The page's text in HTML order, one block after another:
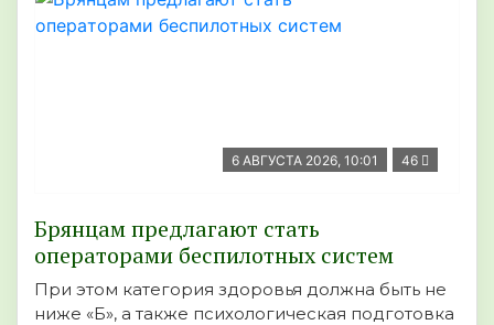
6 АВГУСТА 2026, 10:01 46
Брянцам предлагают стать
оперaторами бeспилотных систeм
При этом категория здоровья должна быть не
ниже «Б», а также психологическая подготовка